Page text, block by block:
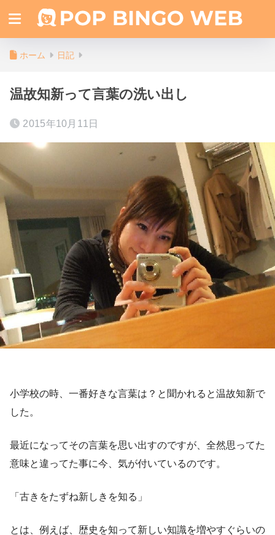
ホーム 日記
温故知新って言葉の洗い出し
2015年10月11日
小学校の時、一番好きな言葉は？と聞かれると温故知新で
した。
最近になってその言葉を思い出すのですが、全然思ってた
意味と違ってた事に今、気が付いているのです。
「古きをたずね新しきを知る」
とは、例えば、歴史を知って新しい知識を増やすぐらいの